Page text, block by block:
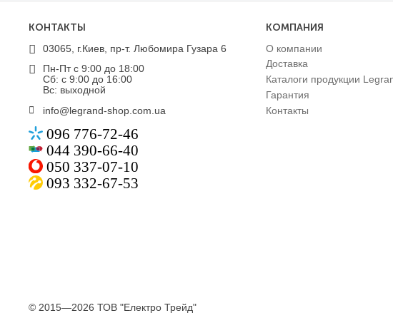
КОНТАКТЫ
03065, г.Киев, пр-т. Любомира Гузара 6
Пн-Пт с 9:00 до 18:00
Сб: с 9:00 до 16:00
Вс: выходной
info@legrand-shop.com.ua
096 776-72-46
044 390-66-40
050 337-07-10
093 332-67-53
© 2015—2026 ТОВ "Електро Трейд"
КОМПАНИЯ
О компании
Доставка
Каталоги продукции
Гарантия
Контакты